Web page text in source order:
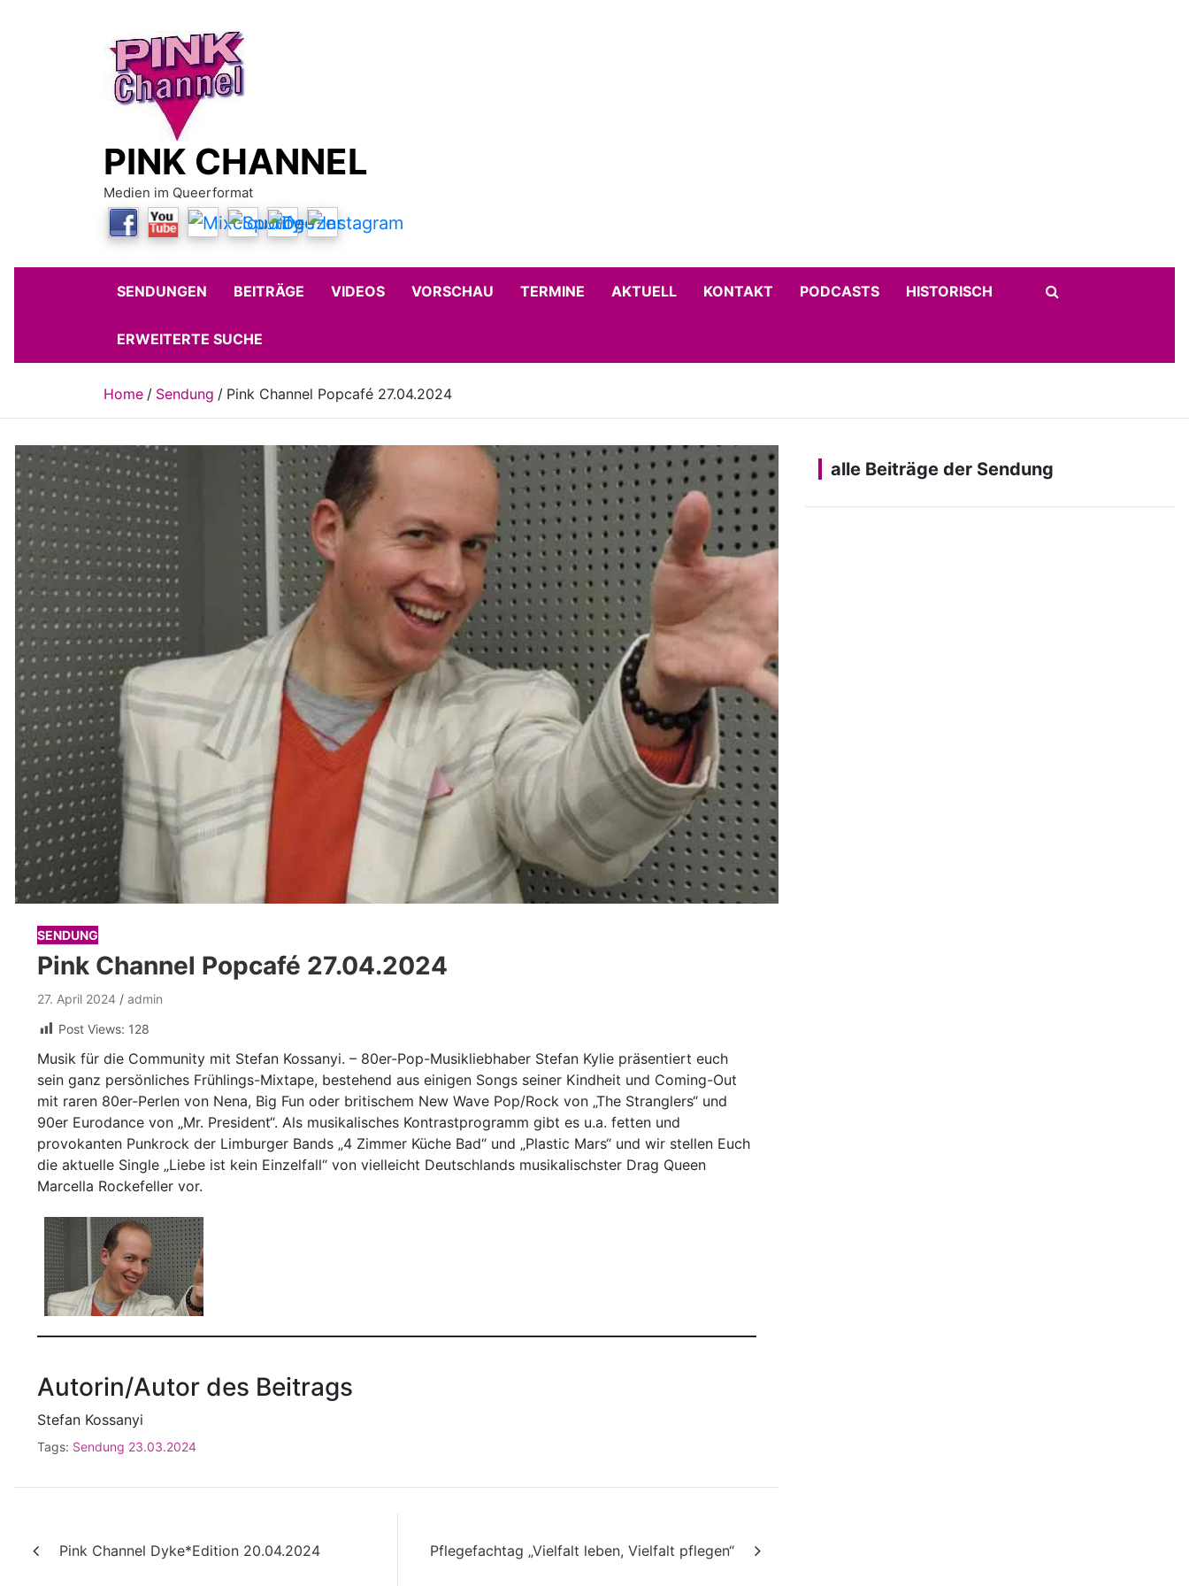
PINK CHANNEL
Medien im Queerformat
SENDUNGEN BEITRÄGE VIDEOS VORSCHAU TERMINE AKTUELL KONTAKT PODCASTS HISTORISCH
ERWEITERTE SUCHE
Home Sendung Pink Channel Popcafé 27.04.2024
SENDUNG
Pink Channel Popcafé 27.04.2024
27. April 2024
admin
Post Views: 128
Musik für die Community mit Stefan Kossanyi. – 80er-Pop-Musikliebhaber Stefan Kylie präsentiert euch
sein ganz persönliches Frühlings-Mixtape, bestehend aus einigen Songs seiner Kindheit und Coming-Out
mit raren 80er-Perlen von Nena, Big Fun oder britischem New Wave Pop/Rock von „The Stranglers“ und
90er Eurodance von „Mr. President“. Als musikalisches Kontrastprogramm gibt es u.a. fetten und
provokanten Punkrock der Limburger Bands „4 Zimmer Küche Bad“ und „Plastic Mars“ und wir stellen Euch
die aktuelle Single „Liebe ist kein Einzelfall“ von vielleicht Deutschlands musikalischster Drag Queen
Marcella Rockefeller vor.
Autorin/Autor des Beitrags
Stefan Kossanyi
Tags: Sendung 23.03.2024
Pink Channel Dyke*Edition 20.04.2024 Pflegefachtag „Vielfalt leben, Vielfalt pflegen“
alle Beiträge der Sendung